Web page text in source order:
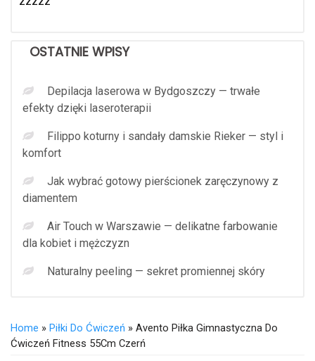
OSTATNIE WPISY
Depilacja laserowa w Bydgoszczy — trwałe
efekty dzięki laseroterapii
Filippo koturny i sandały damskie Rieker — styl i
komfort
Jak wybrać gotowy pierścionek zaręczynowy z
diamentem
Air Touch w Warszawie — delikatne farbowanie
dla kobiet i mężczyzn
Naturalny peeling — sekret promiennej skóry
Home » Piłki Do Ćwiczeń » Avento Piłka Gimnastyczna Do
Ćwiczeń Fitness 55Cm Czerń